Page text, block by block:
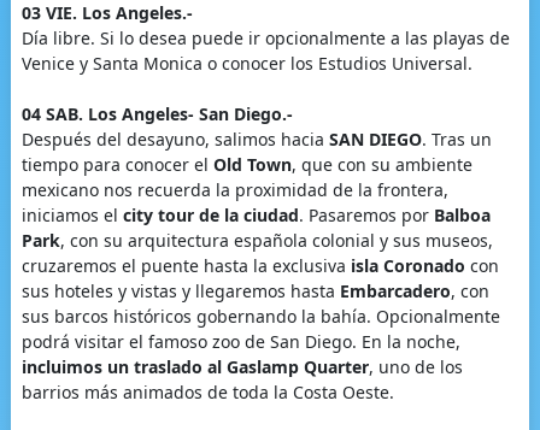
03 VIE. Los Angeles.-
Día libre. Si lo desea puede ir opcionalmente a las playas de
Venice y Santa Monica o conocer los Estudios Universal.
04 SAB. Los Angeles- San Diego.-
Después del desayuno, salimos hacia SAN DIEGO. Tras un
tiempo para conocer el Old Town, que con su ambiente
mexicano nos recuerda la proximidad de la frontera,
iniciamos el city tour de la ciudad. Pasaremos por Balboa
Park, con su arquitectura española colonial y sus museos,
cruzaremos el puente hasta la exclusiva isla Coronado con
sus hoteles y vistas y llegaremos hasta Embarcadero, con
sus barcos históricos gobernando la bahía. Opcionalmente
podrá visitar el famoso zoo de San Diego. En la noche,
incluimos un traslado al Gaslamp Quarter, uno de los
barrios más animados de toda la Costa Oeste.